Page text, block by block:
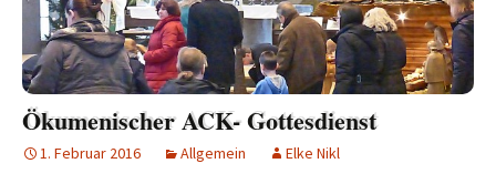
Ökumenischer ACK- Gottesdienst
1. Februar 2016 Allgemein Elke Nikl